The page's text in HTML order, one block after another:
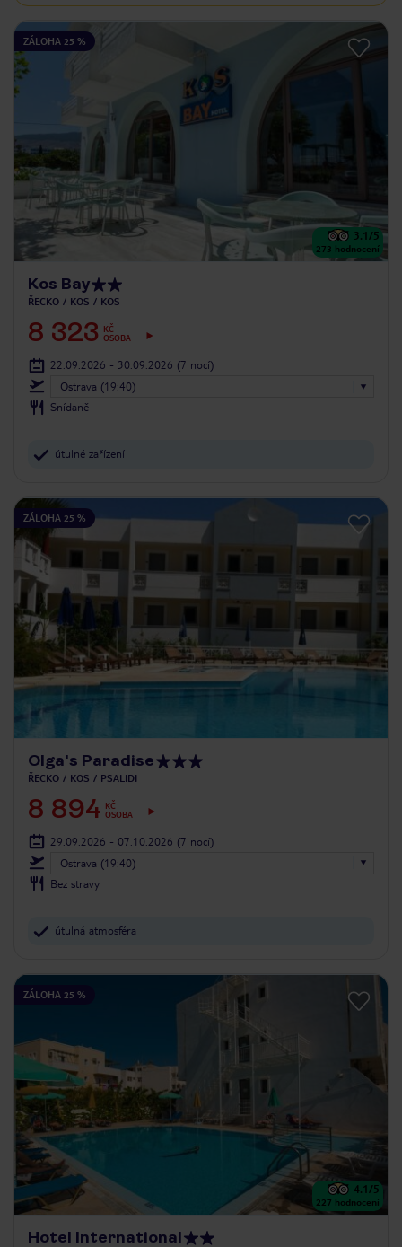
ZÁLOHA 25 %
3.1/5
273 hodnocení
Kos Bay
ŘECKO KOS KOS
8 323
KČ
OSOBA
22.09.2026 - 30.09.2026 (7 nocí)
Ostrava (19:40)
Snídaně
útulné zařízení
ZÁLOHA 25 %
Olga's Paradise
ŘECKO KOS PSALIDI
8 894 KČ
OSOBA
29.09.2026 - 07.10.2026 (7 nocí)
Ostrava (19:40)
Bez stravy
útulná atmosféra
ZÁLOHA 25 %
4.1/5
227 hodnocení
Hotel International